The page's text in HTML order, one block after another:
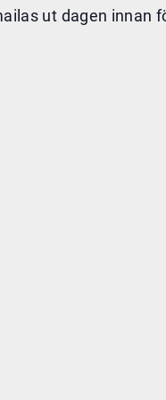
ut dagen innan